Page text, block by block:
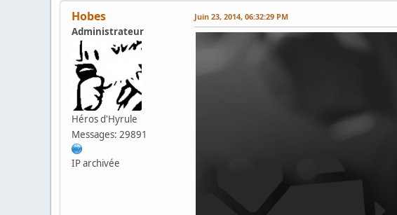
Hobes
Administrateur
Héros d'Hyrule
Messages: 29891
IP archivée
Juin 23, 2014, 06:32:29 PM